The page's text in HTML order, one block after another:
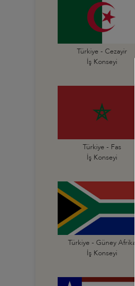
Türkiye - Cezayir
İş Konseyi
Türkiye - Fas
İş Konseyi
Türkiye - Güney Afrika
İş Konseyi